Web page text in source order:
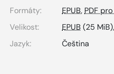
Formáty:
EPUB,PDF
Velikost:
EPUB (25 MiB),
Jazyk:
Čeština